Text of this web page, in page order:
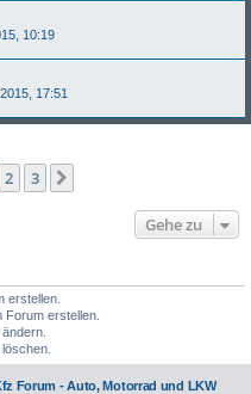
10:19
17:51
2 3
Gehe zu
erstellen.
erstellen.
ändern.
löschen.
Forum - Auto, Motorrad und LKW